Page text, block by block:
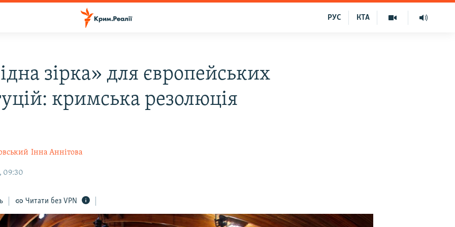
КТА
РУС
зірка» для європейських
кримська резолюція
Інна Аннітова
09:30
Читати без VPN